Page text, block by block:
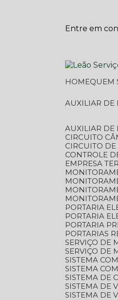
Entre em
HOME
AUXILIAR
AUXILIAR
CIRCUITO
CIRCUITO
CONTROLE
EMPRESA
PORTARIA
PORTARIA
PORTARIA
PORTARIAS
SERVIÇO
SERVIÇO
SISTEMA
SISTEMA
SISTEMA
SISTEMA
SISTEMA